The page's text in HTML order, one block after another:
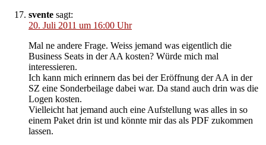
svente sagt:
20. Juli 2011 um 16:00 Uhr
Mal ne andere Frage. Weiss jemand was eigentlich die
Business Seats in der AA kosten? Würde mich mal
interessieren.
Ich kann mich erinnern das bei der Eröffnung der AA in der
SZ eine Sonderbeilage dabei war. Da stand auch drin was die
Logen kosten.
Vielleicht hat jemand auch eine Aufstellung was alles in so
einem Paket drin ist und könnte mir das als PDF zukommen
lassen.